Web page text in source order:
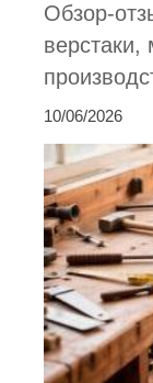
Обзор-
верстаки,
10/06/2026